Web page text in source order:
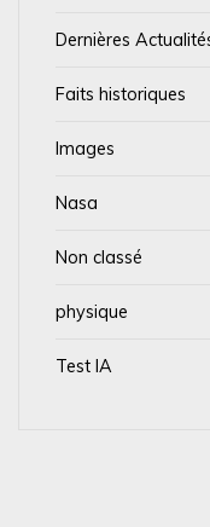
Dernières
Faits historiques
Images
Nasa
Non classé
physique
Test IA